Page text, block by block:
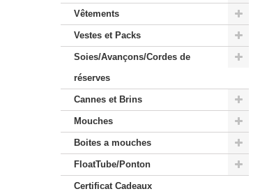
Vêtements
Vestes et Packs
Soies/Avançons/Cordes de
réserves
Cannes et Brins
Mouches
Boites a mouches
FloatTube/Ponton
Certificat Cadeaux